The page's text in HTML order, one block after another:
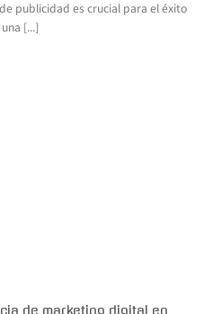
publicidad es crucial para el éxito
[...]
de marketing digital en